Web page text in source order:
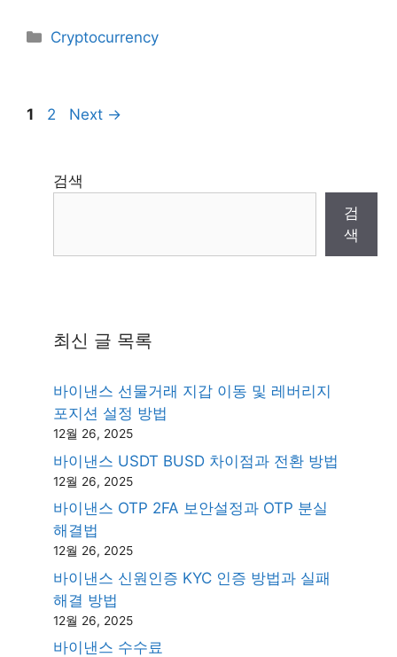
Categories
Cryptocurrency
Page
1 Page
2 Next →
검색
검
색
최신 글 목록
바이낸스 선물거래 지갑 이동 및 레버리지
포지션 설정 방법
12월 26, 2025
바이낸스 USDT BUSD 차이점과 전환 방법
12월 26, 2025
바이낸스 OTP 2FA 보안설정과 OTP 분실
해결법
12월 26, 2025
바이낸스 신원인증 KYC 인증 방법과 실패
해결 방법
12월 26, 2025
바이낸스 수수료